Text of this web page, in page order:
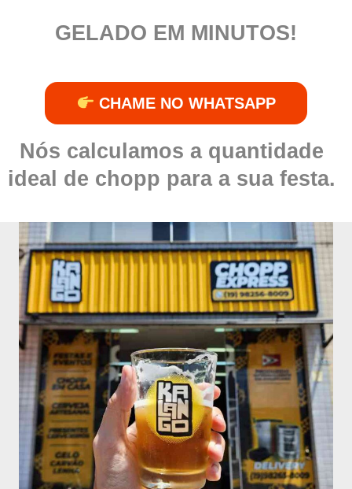
GELADO EM MINUTOS!
CHAME NO WHATSAPP
Nós calculamos a quantidade
ideal de chopp para a sua festa.